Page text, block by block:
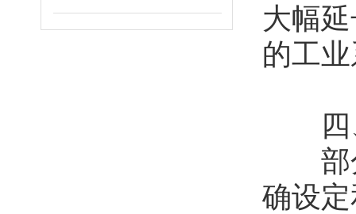
大幅
的工
四、
部分
确设